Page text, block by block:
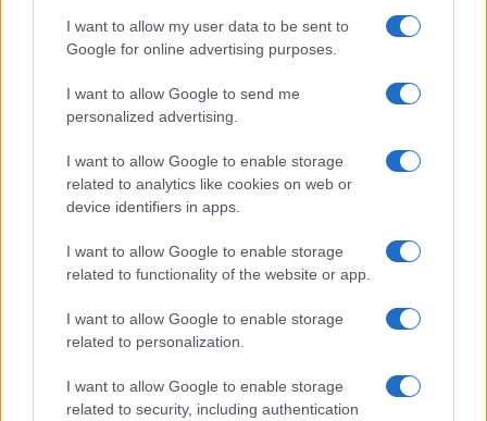
I want to allow my user data to be sent to
Google for online advertising purposes.
I want to allow Google to send me
personalized advertising.
I want to allow Google to enable storage
related to analytics like cookies on web or
device identifiers in apps.
I want to allow Google to enable storage
related to functionality of the website or app.
I want to allow Google to enable storage
related to personalization.
I want to allow Google to enable storage
related to security, including authentication
Guía para justificar origen de fondos en criptomonedas y
Diego Martín · 28 Jun 2026